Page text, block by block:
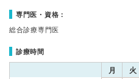
専門医・資格：
総合診療専門医
診療時間
月 火